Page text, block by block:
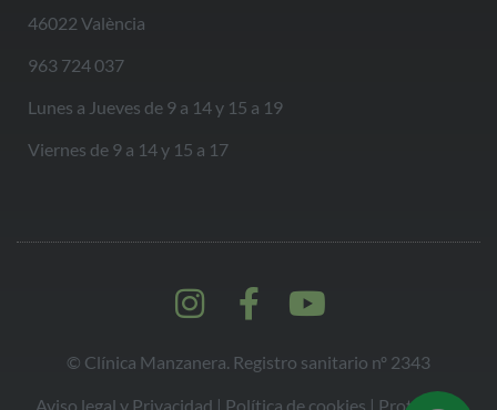
46022 València
963 724 037
Lunes a Jueves de 9 a 14 y 15 a 19
Viernes de 9 a 14 y 15 a 17
© Clínica Manzanera. Registro sanitario nº 2343
Aviso legal y Privacidad | Política de cookies | Protección